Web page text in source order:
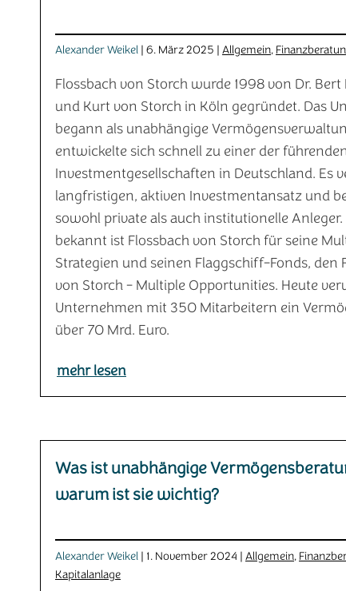
Alexander Weikel | 6. März 2025 | Allgemein,
Flossbach von Storch wurde 1998 von Dr. Bert
und Kurt von Storch in Köln gegründet. Das
begann als unabhängige
entwickelte sich schnell zu einer der
Investmentgesellschaften in Deutschland. Es
langfristigen, aktiven Investmentansatz und
sowohl private als auch institutionelle Anleger.
bekannt ist Flossbach von Storch für seine
Strategien und seinen Flaggschiff-Fonds, den
von Storch - Multiple Opportunities. Heute
Unternehmen mit 350 Mitarbeitern ein
über 70 Mrd. Euro.
mehr lesen
Was ist unabhängige
warum ist sie wichtig?
Alexander Weikel | 1. November 2024 | Allgemein,
Kapitalanlage